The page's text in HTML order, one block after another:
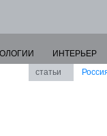
ИНТЕРЬЕР
статьи